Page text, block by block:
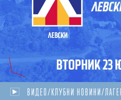
ВИДЕО/КЛУБНИ НОВИНИ/